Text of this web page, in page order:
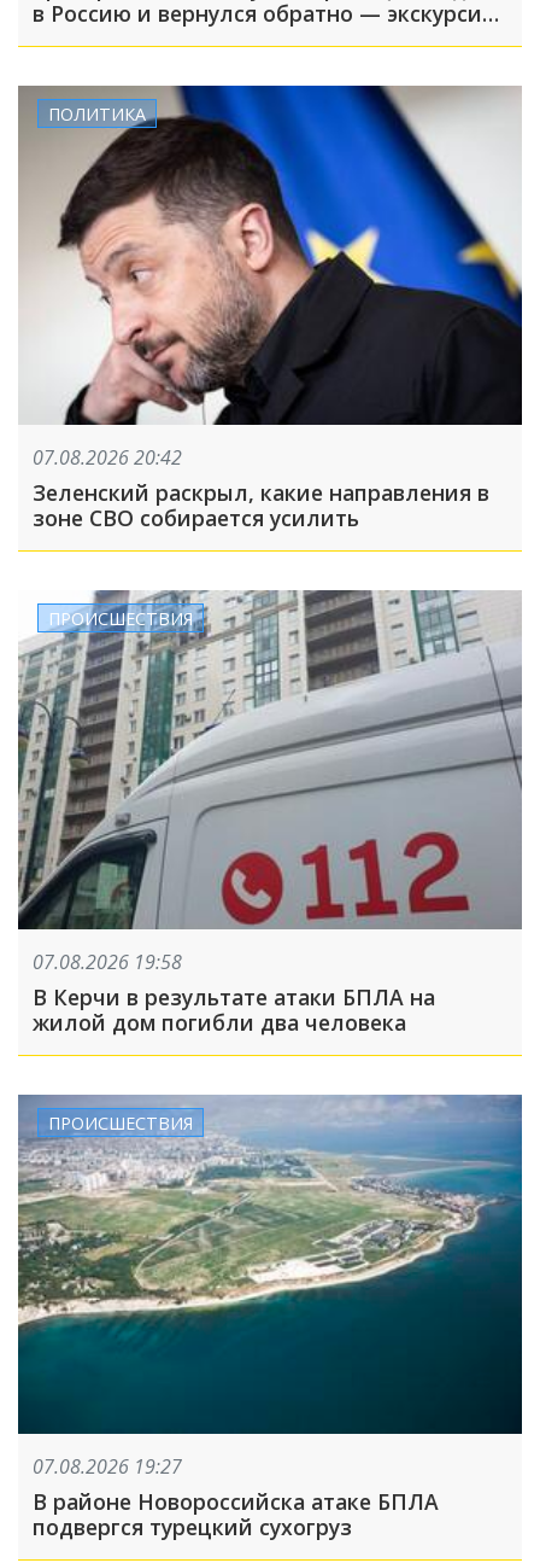
в Россию и вернулся обратно — экскурсия
ПОЛИТИКА
07.08.2026 20:42
Зеленский раскрыл, какие направления в
зоне СВО собирается усилить
ПРОИСШЕСТВИЯ
07.08.2026 19:58
В Керчи в результате атаки БПЛА на
жилой дом погибли два человека
ПРОИСШЕСТВИЯ
07.08.2026 19:27
В районе Новороссийска атаке БПЛА
подвергся турецкий сухогруз